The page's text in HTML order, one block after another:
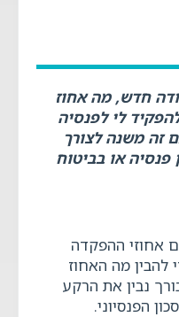
חדש, מה אחוז
לי לפנסיה
האם זה משנה לצורך
פנסיה או בביטוח
מהשכר והן 8.33% הם אחוזי ההפקדה
להבין מה האחוז
נבין את הרקע
הפנסיוני.